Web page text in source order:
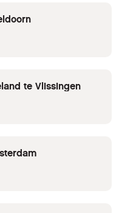
hier.
te Vlissingen